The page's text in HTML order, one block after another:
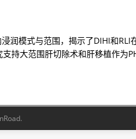
润模式与范围，揭示了DIHI和RLI
持大范围肝切除术和肝移植作为